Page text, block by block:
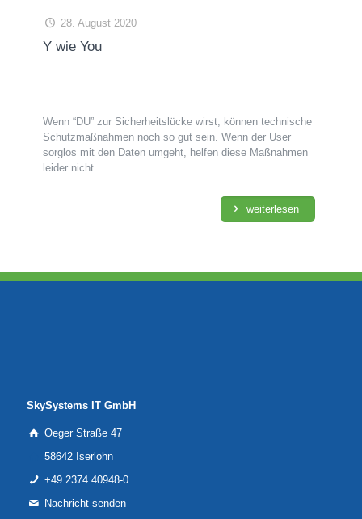
28. August 2020
Y wie You
Wenn “DU” zur Sicherheitslücke wirst, können technische
Schutzmaßnahmen noch so gut sein. Wenn der User
sorglos mit den Daten umgeht, helfen diese Maßnahmen
leider nicht.
weiterlesen
SkySystems IT GmbH
Oeger Straße 47
58642 Iserlohn
+49 2374 40948-0
Nachricht senden